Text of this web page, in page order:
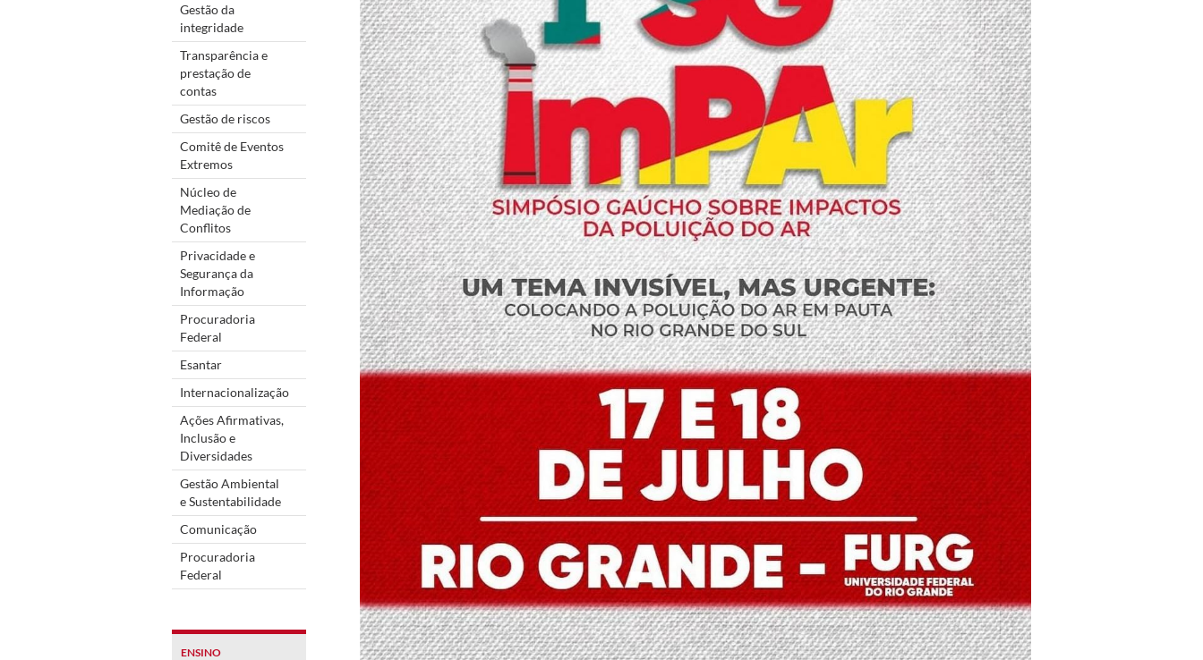
Gestão da
integridade
Transparência e
prestação de
contas
Gestão de riscos
Comitê de Eventos
Extremos
Núcleo de
Mediação de
Conflitos
Privacidade e
Segurança da
Informação
Procuradoria
Federal
Esantar
Internacionalização
Ações Afirmativas,
Inclusão e
Diversidades
Gestão Ambiental
e Sustentabilidade
Comunicação
Procuradoria
Federal
ENSINO